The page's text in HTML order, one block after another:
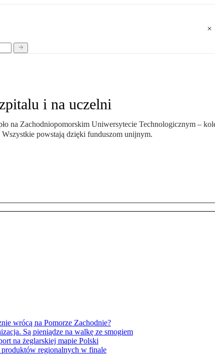
i na uczelni
na Zachodniopomorskim Uniwersytecie Technologicznym –
powstają dzięki funduszom unijnym.
wrócą na Pomorze Zachodnie?
Są pieniądze na walkę ze smogiem
na żeglarskiej mapie Polski
regionalnych w finale